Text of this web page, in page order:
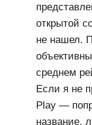
открытой
не нашел.
среднем
Если я не
Play —
название,